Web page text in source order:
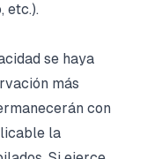
etc.).
se haya
más
con
la